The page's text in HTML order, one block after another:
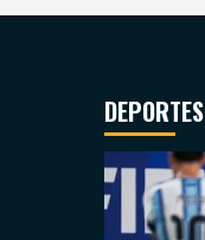
DEPORTES